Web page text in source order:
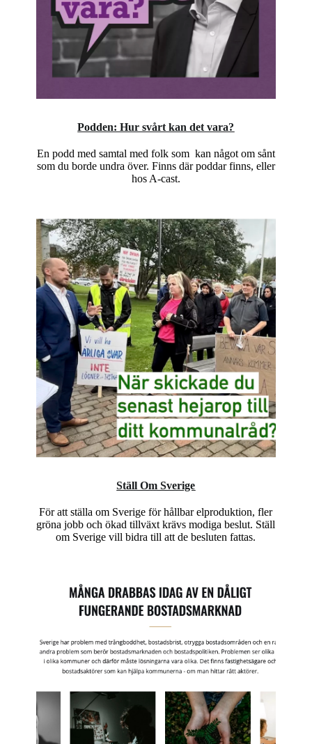
Podden: Hur svårt kan det vara?
En podd med samtal med folk som kan något om sånt
som du borde undra över. Finns där poddar finns, eller
hos A-cast.
Ställ Om Sverige
För att ställa om Sverige för hållbar elproduktion, fler
gröna jobb och ökad tillväxt krävs modiga beslut. Ställ
om Sverige vill bidra till att de besluten fattas.